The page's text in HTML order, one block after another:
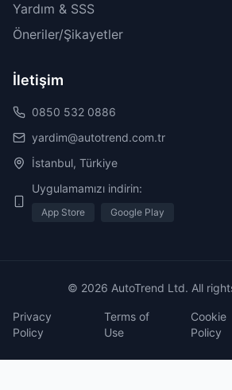
Yardım & SSS
Öneriler/Şikayetler
İletişim
0850 532 0886
yardim@autotrend.com.tr
İstanbul, Türkiye
Uygulamamızı indirin:
App Store Google Play
© 2026 AutoTrend Ltd. All
Privacy
Policy
Terms of
Use
Cookie
Policy